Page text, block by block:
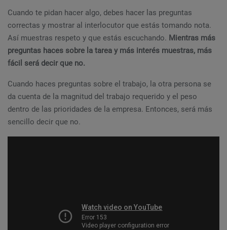
Cuando te pidan hacer algo, debes hacer las preguntas
correctas y mostrar al interlocutor que estás tomando nota.
Así muestras respeto y que estás escuchando. Mientras más
preguntas haces sobre la tarea y más interés muestras, más
fácil será decir que no.
Cuando haces preguntas sobre el trabajo, la otra persona se
da cuenta de la magnitud del trabajo requerido y el peso
dentro de las prioridades de la empresa. Entonces, será más
sencillo decir que no.